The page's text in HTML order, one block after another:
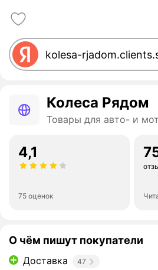
Колеса Рядом
Товары для авто- и
4,1
75 оценок
О чём пишут покупатели
Доставка 47